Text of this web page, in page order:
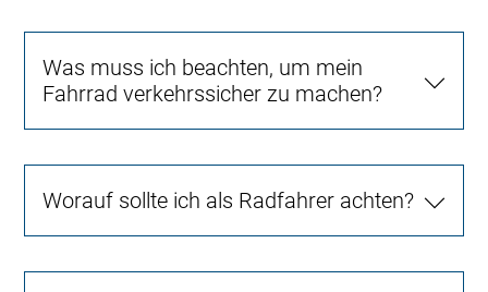
Was muss ich beachten, um mein
Fahrrad verkehrssicher zu machen?
Worauf sollte ich als Radfahrer achten?